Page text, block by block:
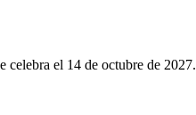
celebra el 14 de octubre de 2027.